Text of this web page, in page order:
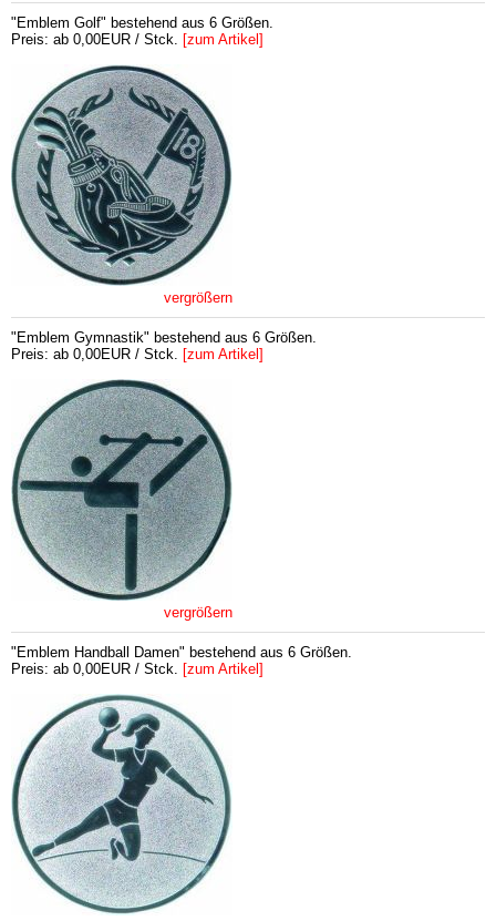
"Emblem Golf" bestehend aus 6 Größen.
Preis: ab 0,00EUR / Stck. [zum Artikel]
vergrößern
"Emblem Gymnastik" bestehend aus 6 Größen.
Preis: ab 0,00EUR / Stck. [zum Artikel]
vergrößern
"Emblem Handball Damen" bestehend aus 6 Größen.
Preis: ab 0,00EUR / Stck. [zum Artikel]